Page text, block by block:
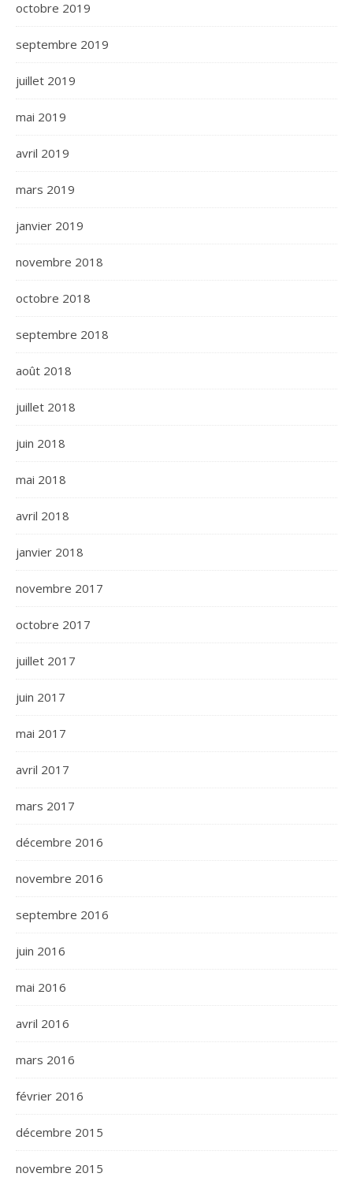
octobre 2019
septembre 2019
juillet 2019
mai 2019
avril 2019
mars 2019
janvier 2019
novembre 2018
octobre 2018
septembre 2018
août 2018
juillet 2018
juin 2018
mai 2018
avril 2018
janvier 2018
novembre 2017
octobre 2017
juillet 2017
juin 2017
mai 2017
avril 2017
mars 2017
décembre 2016
novembre 2016
septembre 2016
juin 2016
mai 2016
avril 2016
mars 2016
février 2016
décembre 2015
novembre 2015